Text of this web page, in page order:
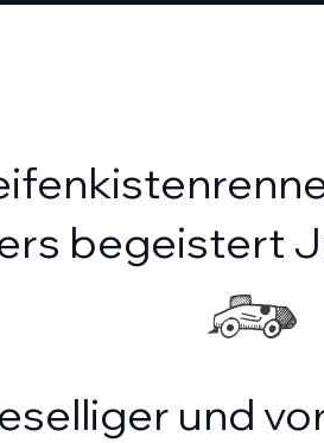
begeistert
und